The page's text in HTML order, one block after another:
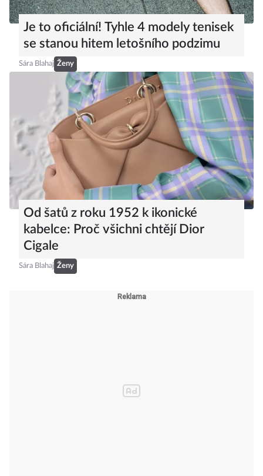
Je to oficiální! Tyhle 4 modely tenisek
se stanou hitem letošního podzimu
Sára Blahaj Ženy
Od šatů z roku 1952 k ikonické
kabelce: Proč všichni chtějí Dior
Cigale
Ženy